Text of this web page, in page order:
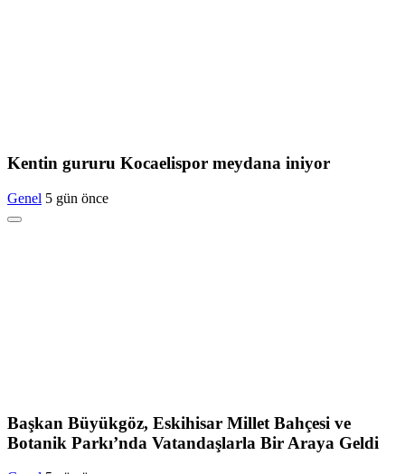
Kentin gururu Kocaelispor meydana iniyor
Genel 5 gün önce
Başkan Büyükgöz, Eskihisar Millet Bahçesi ve
Botanik Parkı’nda Vatandaşlarla Bir Araya Geldi